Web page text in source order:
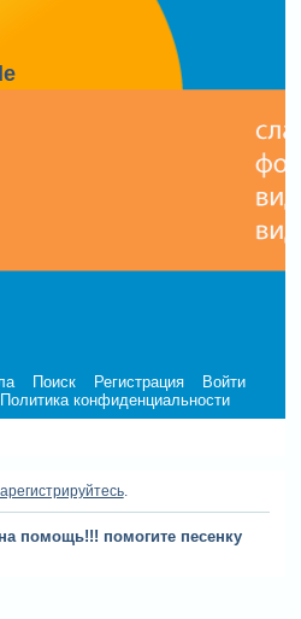
Поиск Регистрация
Войти
Политика конфиденциальности
.
помощь!!! помогите песенку